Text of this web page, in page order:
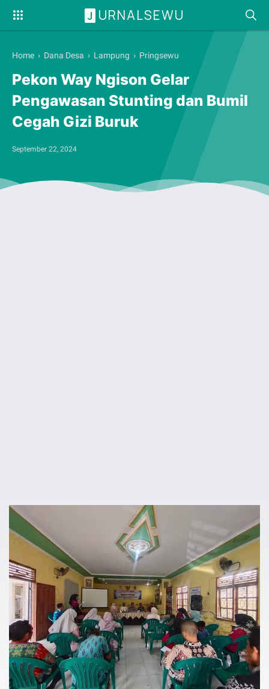
J URNALSEWU
Home › Dana Desa › Lampung › Pringsewu
Pekon Way Ngison Gelar
Pengawasan Stunting dan Bumil
Cegah Gizi Buruk
September 22, 2024